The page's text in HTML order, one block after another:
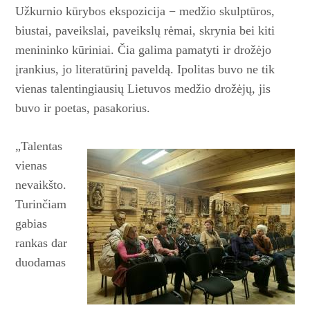
Užkurnio kūrybos ekspozicija − medžio skulptūros,
biustai, paveikslai, paveikslų rėmai, skrynia bei kiti
menininko kūriniai. Čia galima pamatyti ir drožėjo
įrankius, jo literatūrinį paveldą. Ipolitas buvo ne tik
vienas talentingiausių Lietuvos medžio drožėjų, jis
buvo ir poetas, ­pasakorius.
„Talentas
vienas
nevaikšto.
Turinčiam
gabias
rankas dar
duo­damas